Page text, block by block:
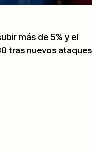
más de 5% y el
tras nuevos ataques